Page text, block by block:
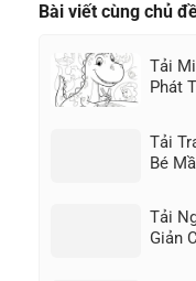
Bài viết cùng chủ
Tải
Phát
Tải
Bé
Tải
Giản